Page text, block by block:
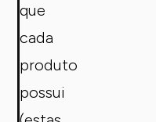
que
cada
produto
possui